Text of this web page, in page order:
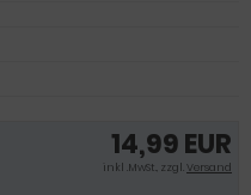
14,99 EUR
inkl .MwSt., zzgl.Versand